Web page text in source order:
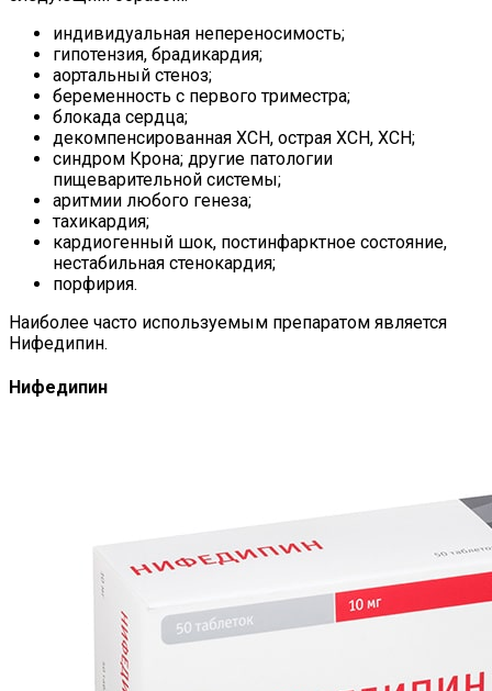
индивидуальная непереносимость;
гипотензия, брадикардия;
аортальный стеноз;
беременность с первого триместра;
блокада сердца;
декомпенсированная ХСН, острая ХСН, ХСН;
синдром Крона; другие патологии
пищеварительной системы;
аритмии любого генеза;
тахикардия;
кардиогенный шок, постинфарктное состояние,
нестабильная стенокардия;
порфирия.
Наиболее часто используемым препаратом является
Нифедипин.
Нифедипин